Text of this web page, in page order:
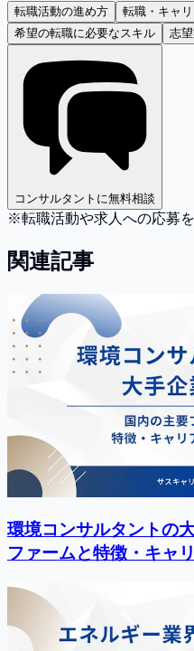
転職活動の進め方
転職・キャ
希望の転職に必要なスキル
志
コンサルタントに無料相談
※転職活動や求人への応募
関連記事
環境コンサルタントの
ファームと特徴・キャ